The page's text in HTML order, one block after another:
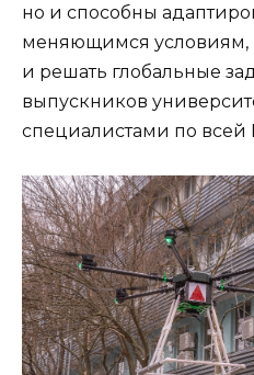
но и способны
меняющимся условиям,
и решать глобальные
выпускников
специалистами по всей